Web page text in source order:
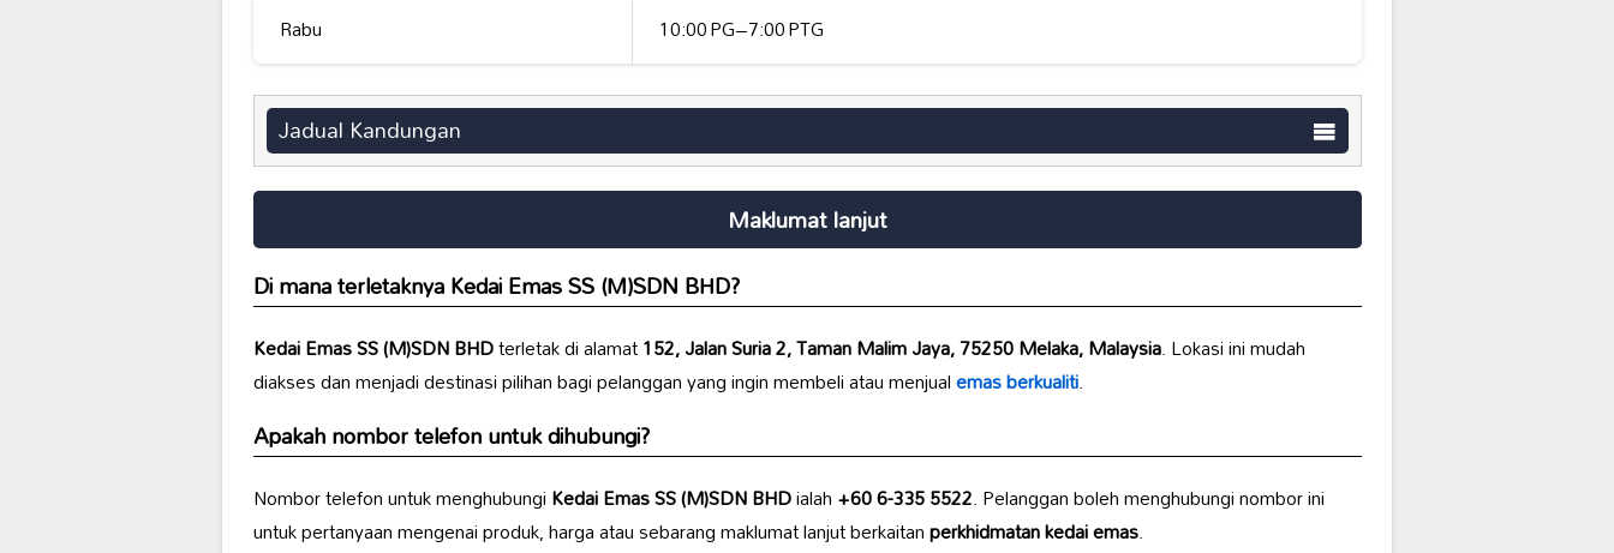
Rabu
10:00 PG–7:00 PTG
Jadual Kandungan
Maklumat lanjut
Di mana terletaknyaKedai Emas SS (M)SDN BHD?
Kedai Emas SS (M)SDN BHDterletak di alamat152, Jalan Suria 2, Taman Malim Jaya, 75250 Melaka, Malaysia. Lokasi ini mudah
diakses dan menjadi destinasi pilihan bagi pelanggan yang ingin membeli atau menjualemas berkualiti.
Apakah nombor telefon untuk dihubungi?
Nombor telefon untuk menghubungiKedai Emas SS (M)SDN BHDialah+60 6-335 5522. Pelanggan boleh menghubungi nombor ini
untuk pertanyaan mengenai produk, harga atau sebarang maklumat lanjut berkaitanperkhidmatan kedai emas.